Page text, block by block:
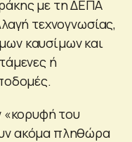
με τη ΔΕΠΑ
τεχνογνωσίας,
καυσίμων και
ή
«κορυφή του
ακόμα πληθώρα